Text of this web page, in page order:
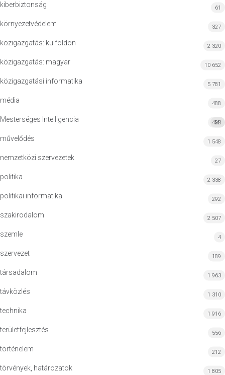
kiberbiztonság 61
környezetvédelem 327
közigazgatás: külföldön 2 320
közigazgatás: magyar 10 652
közigazgatási informatika 5 781
média 488
Mesterséges Intelligencia MI
422
művelődés 1 548
nemzetközi szervezetek 27
politika 2 338
politikai informatika 292
szakirodalom 2 507
szemle 4
szervezet 189
társadalom 1 963
távközlés 1 310
technika 1 916
területfejlesztés 556
történelem 212
törvények, határozatok 1 805